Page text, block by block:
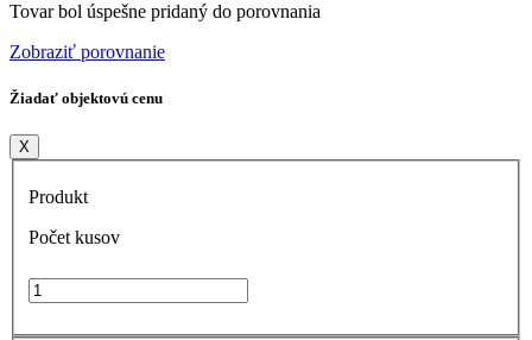
Tovar bol úspešne pridaný do porovnania
Zobraziť porovnanie
Žiadať objektovú cenu
X
Produkt
Počet kusov